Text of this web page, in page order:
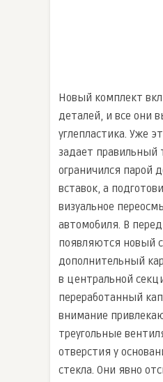
Новый комплект
деталей, и все они
углепластика. Уже
задает правильный
ограничился парой
вставок, а
визуальное
автомобиля. В
появляются новый
дополнительный
в центральной
переработанный
внимание
треугольные
отверстия у
стекла. Они явно